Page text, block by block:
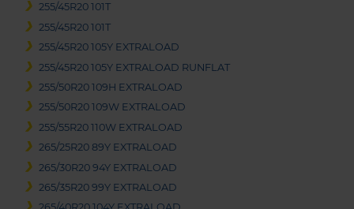
255/45R20 101T
255/45R20 101T
255/45R20 105Y EXTRALOAD
255/45R20 105Y EXTRALOAD RUNFLAT
255/50R20 109H EXTRALOAD
255/50R20 109W EXTRALOAD
255/55R20 110W EXTRALOAD
265/25R20 89Y EXTRALOAD
265/30R20 94Y EXTRALOAD
265/35R20 99Y EXTRALOAD